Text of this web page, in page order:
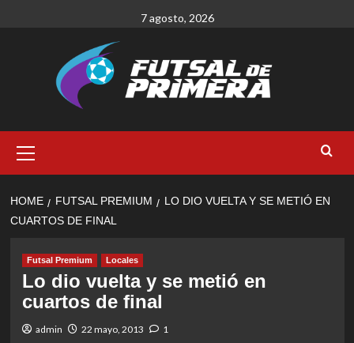
7 agosto, 2026
Menu
HOME FUTSAL PREMIUM
LO DIO VUELTA Y SE METIÓ EN
CUARTOS DE FINAL
Futsal Premium Locales
Lo dio vuelta y se metió en
cuartos de final
admin 22 mayo, 2013 1